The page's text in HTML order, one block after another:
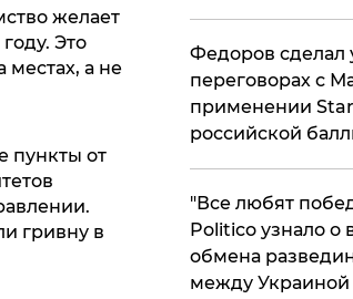
желает
Это
местах, а не
пункты от
гривну в
Федоров сделал
переговорах с
применении
российской
​"Все любят
Politico узнало о
обмена
между